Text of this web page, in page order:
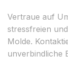
Vertraue auf
stressfreien
Molde.
unverbindliche